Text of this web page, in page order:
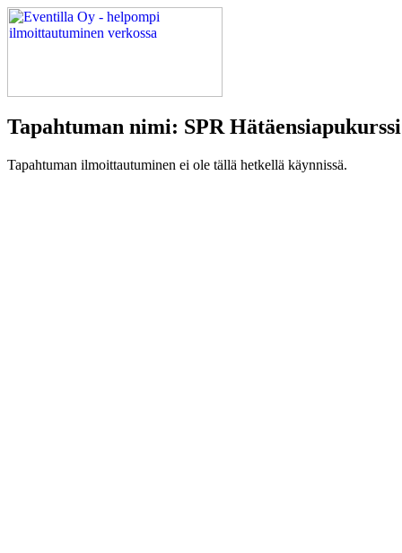
Tapahtuman nimi: SPR
Tapahtuman ilmoittautuminen ei ole tällä hetkellä käynnissä.